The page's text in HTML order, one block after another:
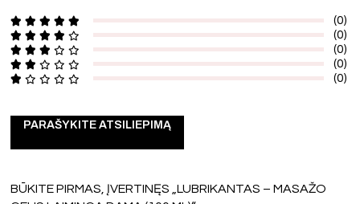
(0)
(0)
(0)
(0)
(0)
PARAŠYKITE ATSILIEPIMĄ
BŪKITE PIRMAS, ĮVERTINĘS „LUBRIKANTAS – MASAŽO